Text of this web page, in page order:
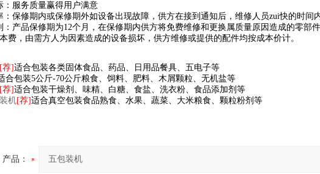
：服务质量赢得用户满意
：保修期内或保修期外如设备出现故障，供方在接到通知后，维修人员zui快的时间
：产品保修期为12个月，在保修期内供方将免费维修和更换属质量原因造成的零部
费，由需方人为因素造成的设备损坏，供方维修或提供的配件均按成本价计。
[荐]适合包装各类固体食品、药品、日用品餐具、五电子等
合包装5公斤-70公斤粮食、饲料、肥料、木屑颗粒、无机盐等
[荐]适合包装干燥剂、味精、白糖、食盐、洗衣粉、食品添加剂等
机[荐]适合真空包装食品熟食、水果、蔬菜、大米粮食、颗粒粉剂等
产品：